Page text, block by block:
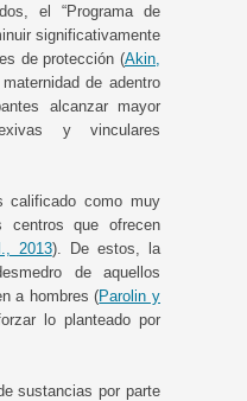
el “Programa de
significativamente
de protección (Akin,
de adentro
alcanzar mayor
y vinculares
calificado como muy
que ofrecen
2013). De estos, la
de aquellos
a hombres (Parolin y
lo planteado por
sustancias por parte